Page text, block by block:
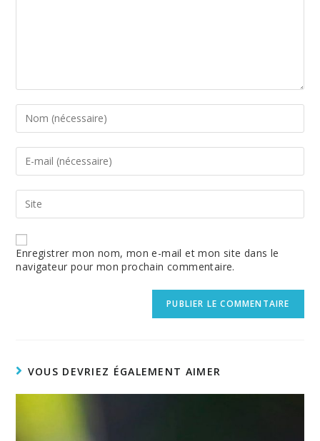
Enter
your
name
or
username
to
comment
Enter
your
email
address
to
comment
Enter
your
website
URL
(optional)
Enregistrer mon nom, mon e-mail et mon site dans le
navigateur pour mon prochain commentaire.
VOUS DEVRIEZ ÉGALEMENT AIMER